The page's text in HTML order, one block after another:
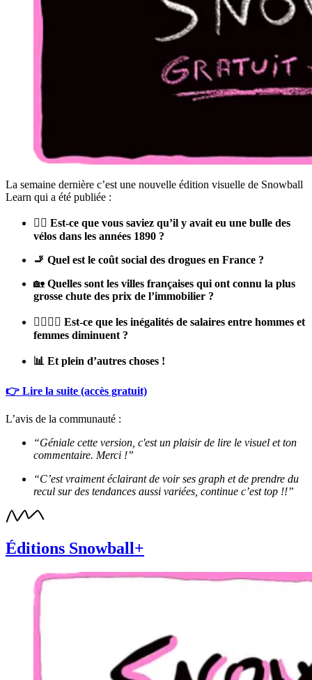
La semaine dernière c’est une nouvelle édition visuelle de Snowball
Learn qui a été publiée :
🚴‍♀️ Est-ce que vous saviez qu’il y avait eu une bulle des
vélos dans les années 1890 ?
🚬 Quel est le coût social des drogues en France ?
🏡 Quelles sont les villes françaises qui ont connu la plus
grosse chute des prix de l’immobilier ?
🙋‍♀️🙋‍♂️ Est-ce que les inégalités de salaires entre hommes et
femmes diminuent ?
📊 Et plein d’autres choses !
👉 Lire la suite (accès gratuit)
L’avis de la communauté :
“Géniale cette version, c'est un plaisir de lire le visuel et ton
commentaire. Merci !”
“C’est vraiment éclairant de voir ses graph et de prendre du
recul sur des tendances aussi variées, continue c’est top !!”
Éditions Snowball+